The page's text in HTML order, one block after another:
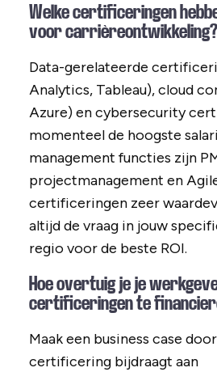
Welke certificeringen
voor carrièreontwikkeling?
Data-gerelateerde
Analytics, Tableau), cloud
Azure) en cybersecurity
momenteel de hoogste
management functies zijn
projectmanagement en
certificeringen zeer
altijd de vraag in jouw
regio voor de beste ROI.
Hoe overtuig je je
certificeringen te
Maak een business case
certificering bijdraagt aan